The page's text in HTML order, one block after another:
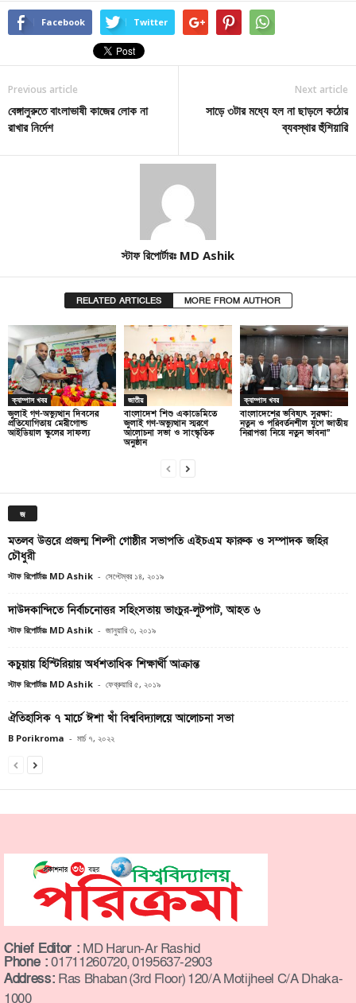
Facebook Twitter
Previous article
বেঙ্গালুরুতে বাংলাভাষী কাজের লোক না
রাখার নির্দেশ
Next article
সাড়ে ৩টার মধ্যে হল না ছাড়লে কঠোর
ব্যবস্থার হুঁশিয়ারি
স্টাফ রিপোর্টারঃ MD Ashik
RELATED ARTICLES MORE FROM AUTHOR
ক্যাম্পাস খবর
জুলাই গণ-অভ্যুত্থান দিবসের
প্রতিযোগিতায় মেরীগোল্ড
আইডিয়াল স্কুলের সাফল্য
জাতীয়
বাংলাদেশ শিশু একাডেমিতে
জুলাই গণ-অভ্যুত্থান স্মরণে
আলোচনা সভা ও সাংস্কৃতিক
অনুষ্ঠান
ক্যাম্পাস খবর
বাংলাদেশের ভবিষ্যৎ সুরক্ষা:
নতুন ও পরিবর্তনশীল যুগে জাতীয়
নিরাপত্তা নিয়ে নতুন ভাবনা”
জ
মতলব উত্তরে প্রজন্ম শিল্পী গোষ্ঠীর সভাপতি এইচএম ফারুক ও সম্পাদক জহির
চৌধুরী
স্টাফ রিপোর্টারঃ MD Ashik - সেপ্টেম্বর ১৪, ২০১৯
দাউদকান্দিতে নির্বাচনোত্তর সহিংসতায় ভাংচুর-লুটপাট, আহত ৬
স্টাফ রিপোর্টারঃ MD Ashik - জানুয়ারি ৩, ২০১৯
কচুয়ায় হিস্টিরিয়ায় অর্ধশতাধিক শিক্ষার্থী আক্রান্ত
স্টাফ রিপোর্টারঃ MD Ashik - ফেব্রুয়ারি ৫, ২০১৯
ঐতিহাসিক ৭ মার্চে ঈশা খাঁ বিশ্ববিদ্যালয়ে আলোচনা সভা
B Porikroma - মার্চ ৭, ২০২২
Chief Editor : MD Harun-Ar Rashid
Phone :01711260720, 0195637-2903
Address: Ras Bhaban (3rd Floor) 120/A Motijheel C/A Dhaka-
1000